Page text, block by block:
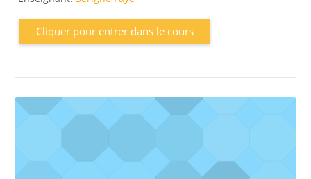
Cliquer pour entrer dans le cours